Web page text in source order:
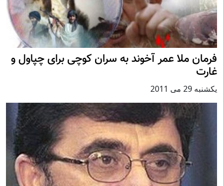
فرمان ملا عمر آخوند به سران کوچی برای چپاول و
غارت
يكشنبه 29 می 2011